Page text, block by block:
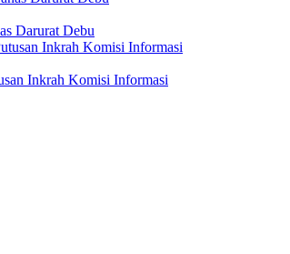
Darurat Debu
Inkrah Komisi Informasi